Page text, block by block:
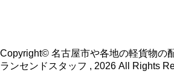
Copyright© 名古屋市や各地の軽貨物の
ランセンドスタッフ , 2026 All Rights